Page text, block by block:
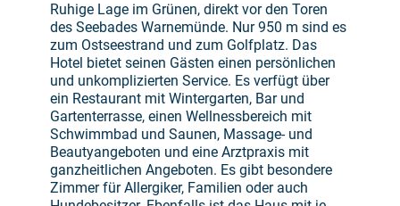
Ruhige Lage im Grünen, direkt vor den Toren
des Seebades Warnemünde. Nur 950 m sind es
zum Ostseestrand und zum Golfplatz. Das
Hotel bietet seinen Gästen einen persönlichen
und unkomplizierten Service. Es verfügt über
ein Restaurant mit Wintergarten, Bar und
Gartenterrasse, einen Wellnessbereich mit
Schwimmbad und Saunen, Massage- und
Beautyangeboten und eine Arztpraxis mit
ganzheitlichen Angeboten. Es gibt besondere
Zimmer für Allergiker, Familien oder auch